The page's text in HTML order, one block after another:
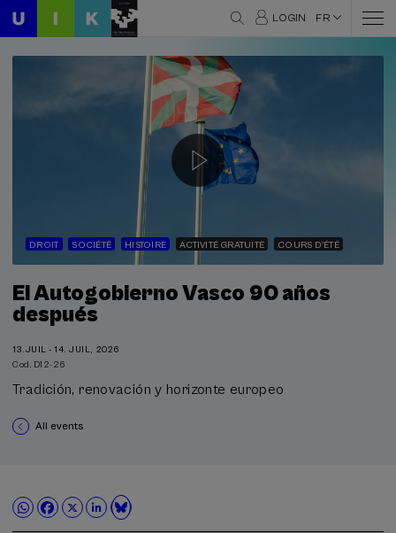
LOGIN FR
DROIT SOCIÉTÉ HISTOIRE ACTIVITÉ GRATUITE COURS D'ÉTÉ
El Autogobierno Vasco 90 años
después
13.JUIL - 14. JUIL, 2026
Cod. D12-26
Tradición, renovación y horizonte europeo
All events